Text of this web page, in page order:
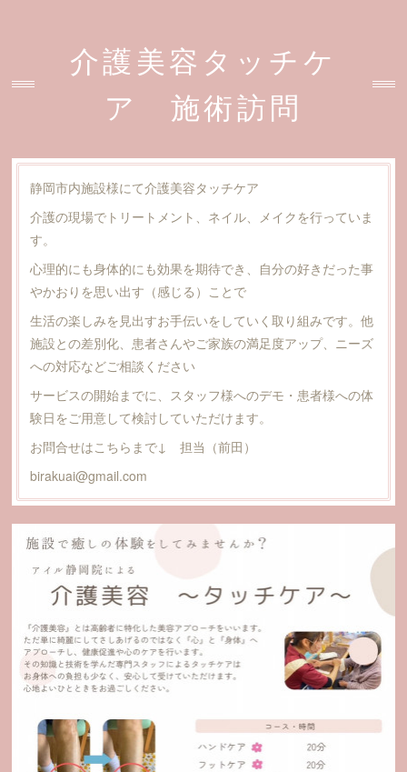
介護美容タッチケ
ア 施術訪問
静岡市内施設様にて介護美容タッチケア
介護の現場でトリートメント、ネイル、メイクを行っていま
す。
心理的にも身体的にも効果を期待でき、自分の好きだった事
やかおりを思い出す（感じる）ことで
生活の楽しみを見出すお手伝いをしていく取り組みです。他
施設との差別化、患者さんやご家族の満足度アップ、ニーズ
への対応などご相談ください
サービスの開始までに、スタッフ様へのデモ・患者様への体
験日をご用意して検討していただけます。
お問合せはこちらまで↓ 担当（前田）
birakuai@gmail.com